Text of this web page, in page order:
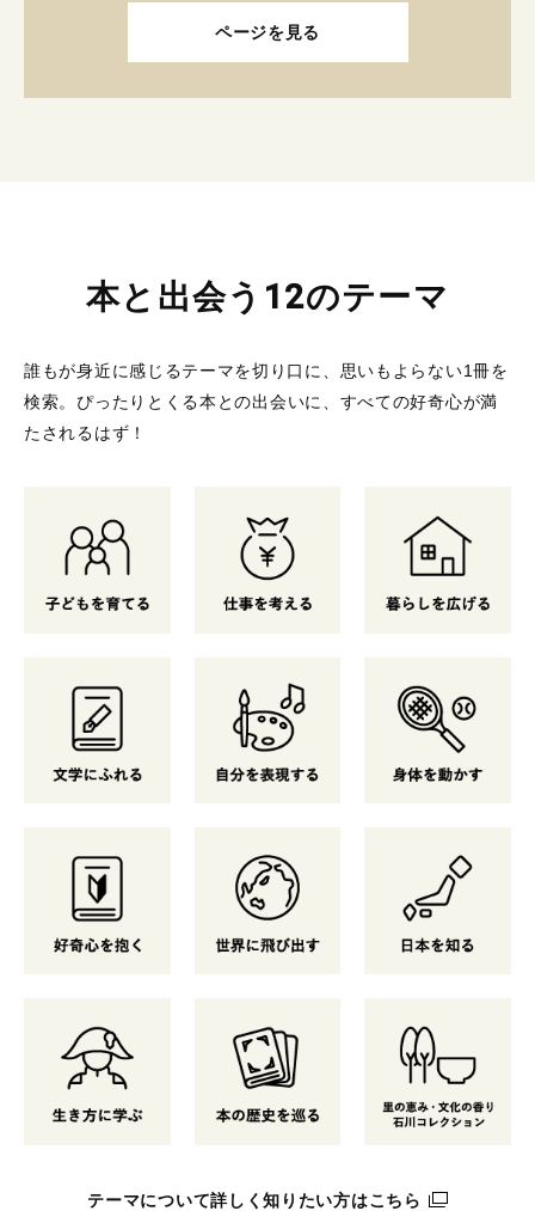
ページを見る
本と出会う12のテーマ
誰もが身近に感じるテーマを切り口に、思いもよらない1冊を
検索。 ぴったりとくる本との出会いに、すべての好奇心が満
たされるはず！
テーマについて詳しく知りたい方はこちら